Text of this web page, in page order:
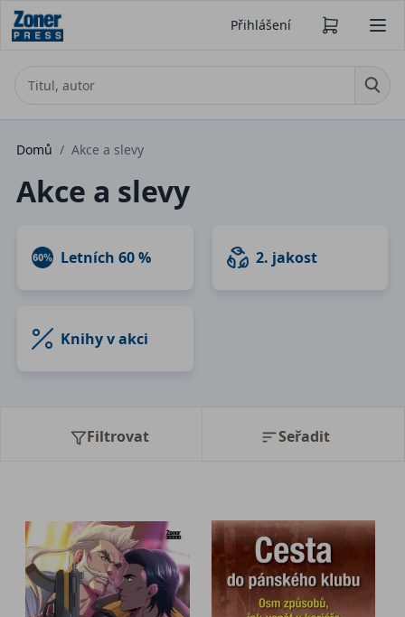
Přihlášení
Domů / Akce a slevy
Akce a slevy
Letních 60 % 2. jakost
Knihy v akci
Filtrovat Seřadit